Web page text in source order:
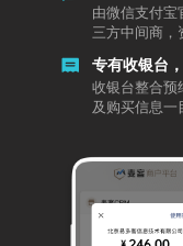
由微信支付宝
三方中间商，
专有收银台
收银台整合预
及购买信息一